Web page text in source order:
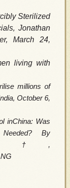
Sterilized
Jonathan
March 24,
living with
millions of
October 6,
inChina: Was
By